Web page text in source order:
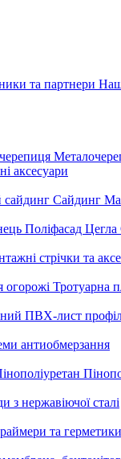
та партнери
аксесуари
сайдинг Сайдинг
Поліфасад Цегла
стрічки та
огорожі Тротуарна
ПВХ-лист
антиобмерзання
з нержавіючої сталі
та герметики